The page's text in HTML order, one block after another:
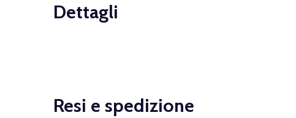
Dettagli
Resi e spedizione